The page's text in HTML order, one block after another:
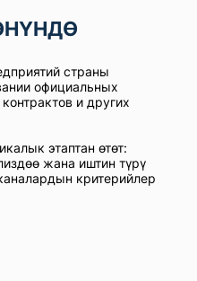
страны
официальных
и других
этаптан өтөт:
жана иштин түрү
критерийлер